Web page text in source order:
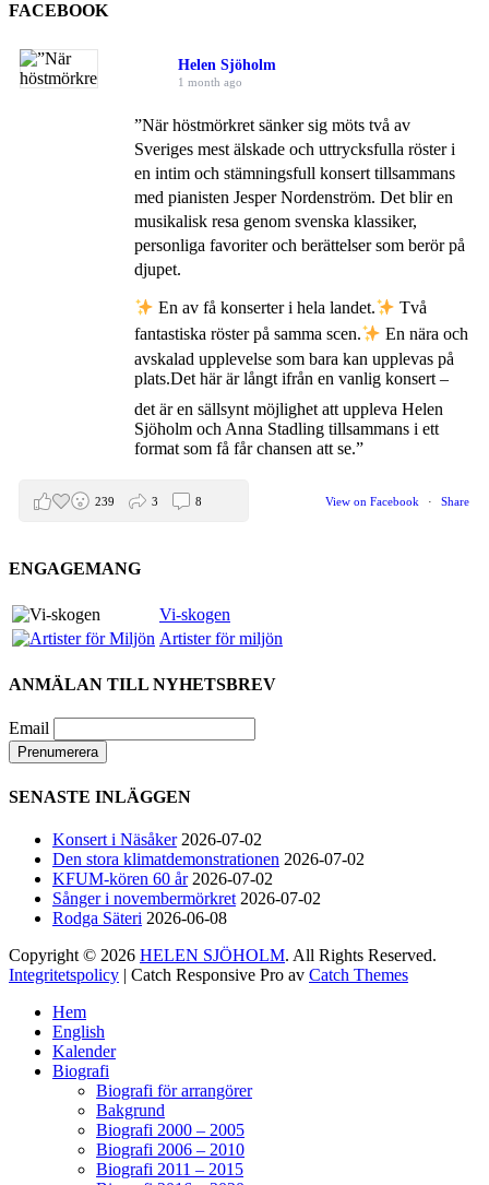
FACEBOOK
Helen Sjöholm
1 month ago
”När höstmörkret sänker sig möts två av
Sveriges mest älskade och uttrycksfulla röster i
en intim och stämningsfull konsert tillsammans
med pianisten Jesper Nordenström. Det blir en
musikalisk resa genom svenska klassiker,
personliga favoriter och berättelser som berör på
djupet.
En av få konserter i hela landet.
Två
fantastiska röster på samma scen.
En nära och
avskalad upplevelse som bara kan upplevas på
plats.Det här är långt ifrån en vanlig konsert –
det är en sällsynt möjlighet att uppleva Helen
Sjöholm och Anna Stadling tillsammans i ett
format som få får chansen att se.”
View on Facebook · Share
239 3 8
Den 5 juni blir det skön konsert med Nimbus på
Nimbus är Melvin Andreassen/ Adil Backman &
Ruben Granditsky och de är för kvällen
Helen Sjöholm
2 months ago
Hurra!!
Nu släpps biljetterna till ”Ritsch Ratsch på
gäng att få hänga med under december.
med oss ni med!
Ticketmaster.se. Välkomna! / Helen
ENGAGEMANG
Vi-skogen
Artister för miljön
ANMÄLAN TILL NYHETSBREV
Email
SENASTE INLÄGGEN
Konsert i Näsåker 2026-07-02
Den stora klimatdemonstrationen 2026-07-02
KFUM-kören 60 år 2026-07-02
Sånger i novembermörkret 2026-07-02
Rodga Säteri 2026-06-08
Copyright © 2026 HELEN SJÖHOLM. All Rights Reserved.
Integritetspolicy | Catch Responsive Pro av Catch Themes
Hem
English
Kalender
Biografi
Biografi för arrangörer
Bakgrund
Biografi 2000 – 2005
Biografi 2006 – 2010
Biografi 2011 – 2015